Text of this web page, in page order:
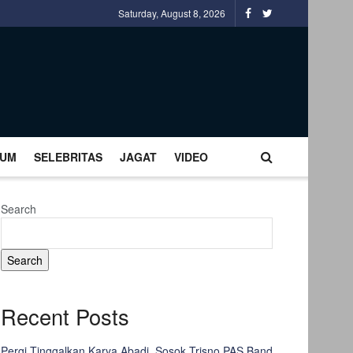
Saturday, August 8, 2026
SELEBRITAS JAGAT VIDEO
Search
Search
Recent Posts